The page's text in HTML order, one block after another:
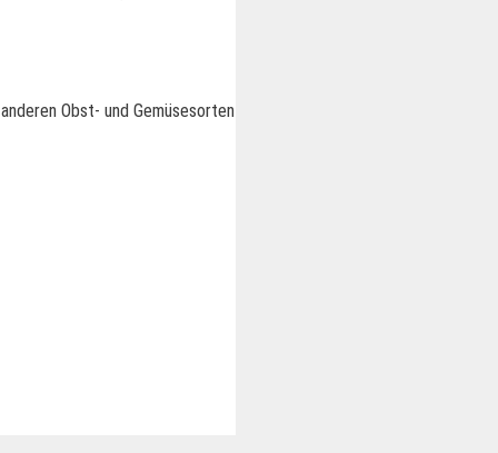
Obst- und Gemüsesorten